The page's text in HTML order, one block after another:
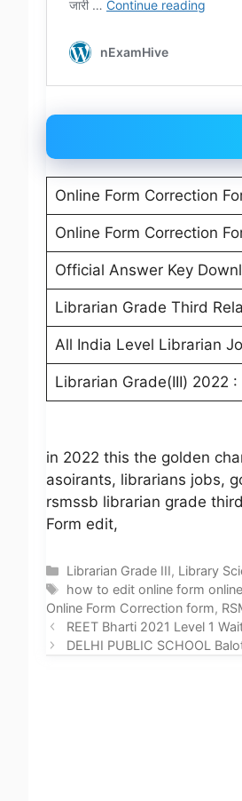
Online Form Correction
Online Form Correction
Official Answer Key
Librarian Grade Third
All India Level Librarian
Librarian Grade(III) 2022
in 2022 this the golden
asoirants, librarians jobs,
rsmssb librarian grade
Form edit,
Categories
Librarian Grade III, Library
Tags
how to edit online form online
Online Form Correction form,
REET Bharti 2021 Level 1
DELHI PUBLIC SCHOOL